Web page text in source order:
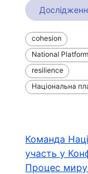
cohesion
National
resilience
Національна
записів
Команда
участь у
Процес миру